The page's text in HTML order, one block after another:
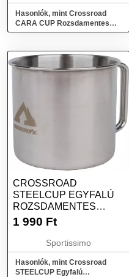
Hasonlók, mint Crossroad
CARA CUP Rozsdamentes
acél termo bögre, fekete,
CROSSROAD
STEELCUP EGYFALÚ
ROZSDAMENTES
BÖGRE, EZÜST,
1 990 Ft
Sportissimo
Hasonlók, mint Crossroad
STEELCUP Egyfalú